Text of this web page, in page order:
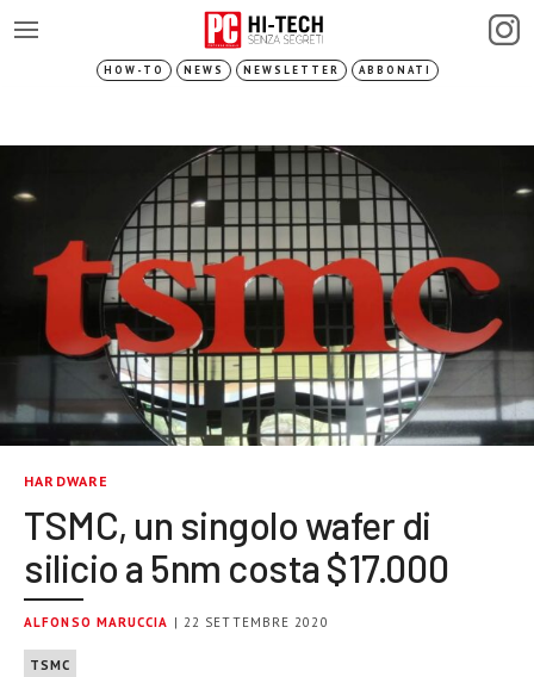
HOW-TO NEWS NEWSLETTER ABBONATI
HARDWARE
TSMC, un singolo wafer di
silicio a 5nm costa $17.000
ALFONSO MARUCCIA | 22 SETTEMBRE 2020
TSMC